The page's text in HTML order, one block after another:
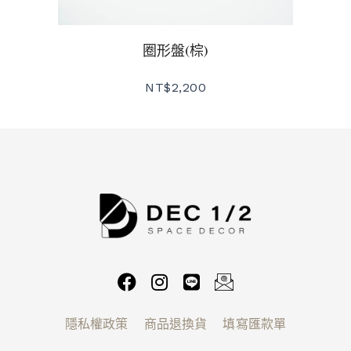
圈形盤(棕)
NT$2,200
隱私權政策 商品退換貨 填寫匯款單